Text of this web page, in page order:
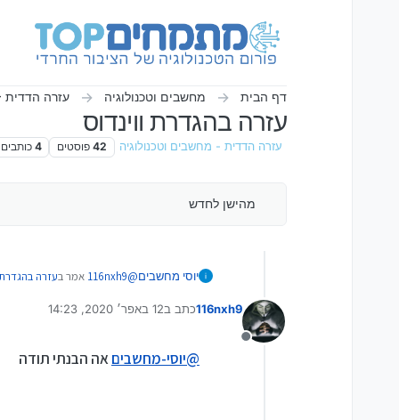
דף הבית מחשבים וטכנולוגיה עזרה הדדית
עזרה בהגדרת ווינדוס
עזרה הדדית - מחשבים וטכנולוגיה 42 פוסטים 4 כותבים
מהישן לחדש
יוסי מחשבים@
116nxh9 אמר בעזרה בהגדרת
מה הכוונה ראשון או הכל,
מנותק
116nxh9כתב ב12 באפר׳ 2020, 14:23
נערך לאחרונה על ידי
@יוסי-מחשביםאה הבנתי תודה